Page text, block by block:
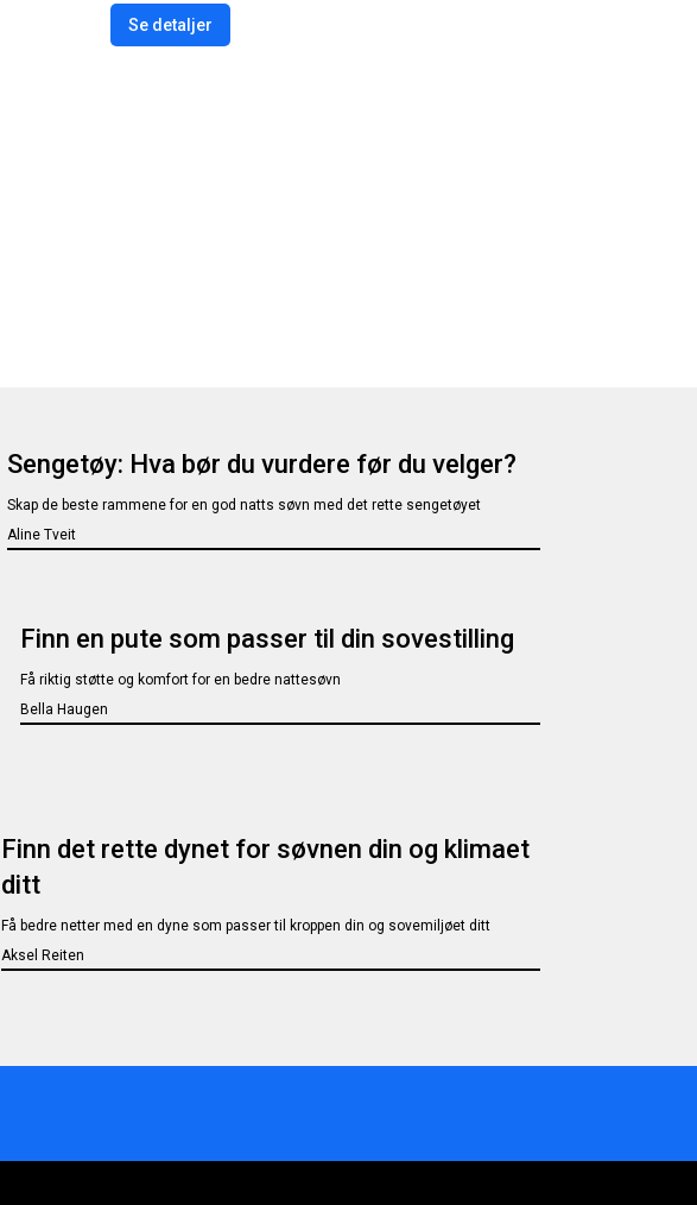
Se detaljer
Sengetøy: Hva bør du vurdere før du velger?
Skap de beste rammene for en god natts søvn med det rette sengetøyet
Aline Tveit
Finn en pute som passer til din sovestilling
Få riktig støtte og komfort for en bedre nattesøvn
Bella Haugen
Finn det rette dynet for søvnen din og klimaet
ditt
Få bedre netter med en dyne som passer til kroppen din og sovemiljøet ditt
Aksel Reiten